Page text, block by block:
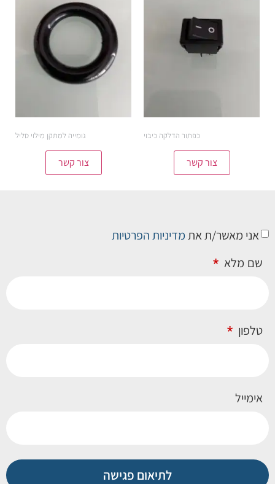
כפתור הדלקה כיבוי
צור קשר
גומייה למתקן מילוי סליל
צור קשר
אני מאשר/ת אתמדיניות הפרטיות
שם מלא
טלפון
אימייל
לתיאום פגישה